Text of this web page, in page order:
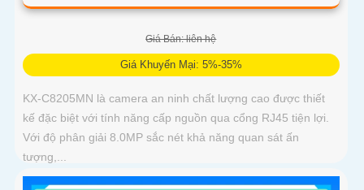
Giá Bán: liên hệ
Giá Khuyến Mại: 5%-35%
KX-C8205MN là camera an ninh chất lượng cao được thiết
kế đặc biệt với tính năng cấp nguồn qua cổng RJ45 tiện lợi.
Với độ phân giải 8.0MP sắc nét khả năng quan sát ấn
tượng,...